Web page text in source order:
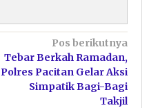
Pos berikutnya
Tebar Berkah Ramadan,
Polres Pacitan Gelar Aksi
Simpatik Bagi-Bagi
Takjil